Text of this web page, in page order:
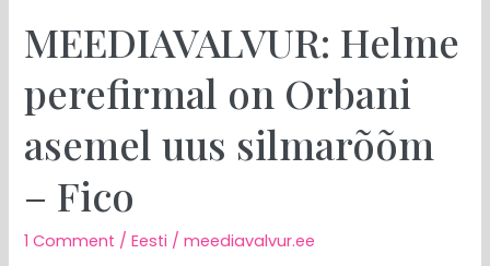
MEEDIAVALVUR: Helme
perefirmal on Orbani
asemel uus silmarõõm
– Fico
1 Comment /Eesti /meediavalvur.ee